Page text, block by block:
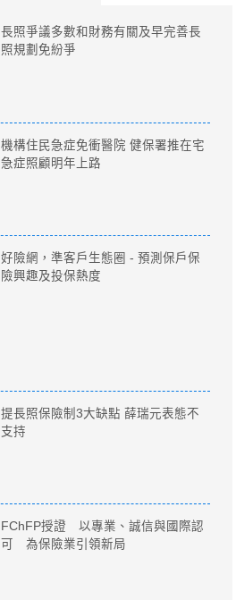
長照爭議多數和財務有關及早完善長
照規劃免紛爭
機構住民急症免衝醫院 健保署推在宅
急症照顧明年上路
好險網，準客戶生態圈 - 預測保戶保
險興趣及投保熱度
提長照保險制3大缺點 薛瑞元表態不
支持
FChFP授證 以專業、誠信與國際認
可 為保險業引領新局